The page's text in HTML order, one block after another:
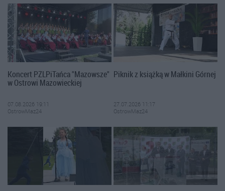
Koncert PZLPiTańca "Mazowsze"
w Ostrowi Mazowieckiej
07.08.2026 19:11
OstrowMaz24
Piknik z książką w Małkini Górnej
27.07.2026 11:17
OstrowMaz24